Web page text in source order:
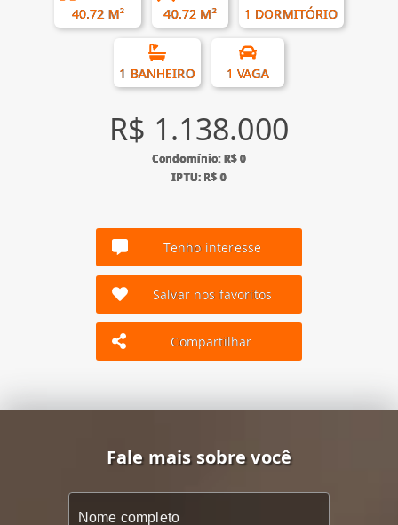
40.72 M² 40.72 M² 1 DORMITÓRIO
1 BANHEIRO 1 VAGA
R$ 1.138.000
Condomínio: R$ 0
IPTU: R$ 0
Tenho interesse
Salvar nos favoritos
Compartilhar
Fale mais sobre você